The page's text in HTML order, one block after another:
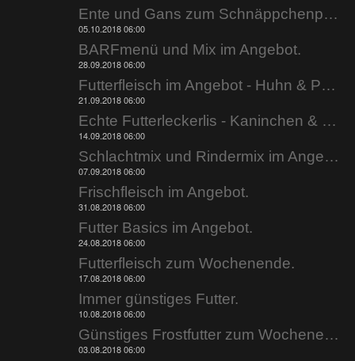
Ente und Gans zum Schnäppchenpreis.
05.10.2018 06:00
BARFmenü und Mix im Angebot.
28.09.2018 06:00
Futterfleisch im Angebot - Huhn & Pute.
21.09.2018 06:00
Echte Futterleckerlis - Kaninchen & Kabeljau.
14.09.2018 06:00
Schlachtmix und Rindermix im Angebot.
07.09.2018 06:00
Frischfleisch im Angebot.
31.08.2018 06:00
Futter Basics im Angebot.
24.08.2018 06:00
Futterfleisch zum Wochenende.
17.08.2018 06:00
Immer günstiges Futter.
10.08.2018 06:00
Günstiges Frostfutter zum Wochenende.
03.08.2018 06:00